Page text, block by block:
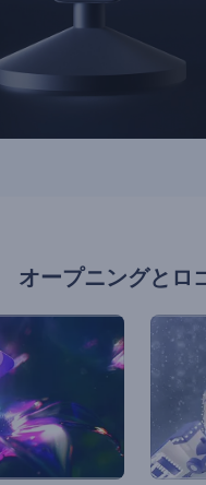
オープニングとロ